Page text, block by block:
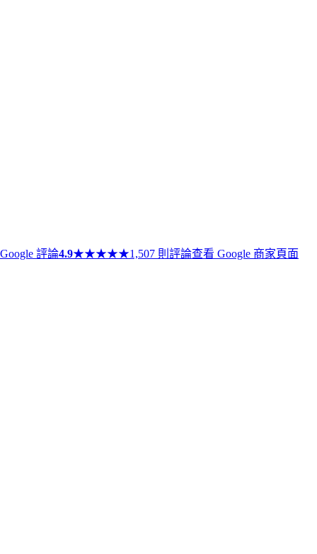
Google 評論4.9★★★★★1,507 則評論查看 Google 商家頁面